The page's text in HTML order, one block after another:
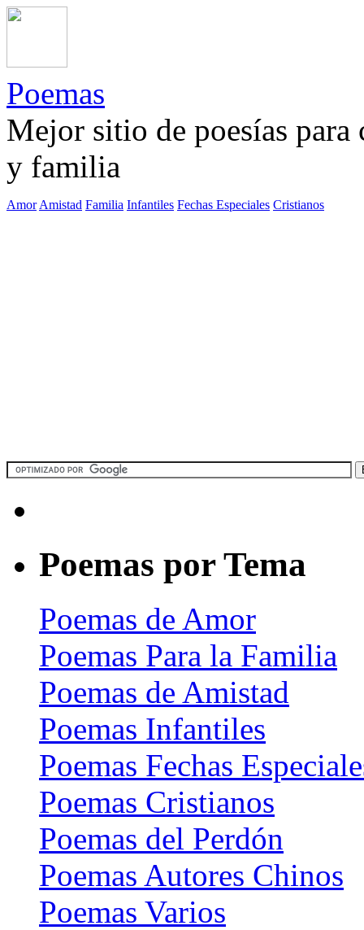
Poemas
Mejor sitio de poesías
y familia
Amor Amistad Familia Infantiles Fechas Especiales Cristianos
Poemas por Tema
Poemas de Amor
Poemas Para la Familia
Poemas de Amistad
Poemas Infantiles
Poemas Fechas
Poemas Cristianos
Poemas del Perdón
Poemas Autores Chinos
Poemas Varios